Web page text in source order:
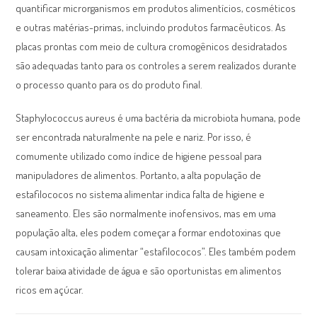
quantificar microrganismos em produtos alimentícios, cosméticos
e outras matérias-primas, incluindo produtos farmacêuticos. As
placas prontas com meio de cultura cromogênicos desidratados
são adequadas tanto para os controles a serem realizados durante
o processo quanto para os do produto final.
Staphylococcus aureus é uma bactéria da microbiota humana, pode
ser encontrada naturalmente na pele e nariz. Por isso, é
comumente utilizado como índice de higiene pessoal para
manipuladores de alimentos. Portanto, a alta população de
estafilococos no sistema alimentar indica falta de higiene e
saneamento. Eles são normalmente inofensivos, mas em uma
população alta, eles podem começar a formar endotoxinas que
causam intoxicação alimentar “estafilococos”. Eles também podem
tolerar baixa atividade de água e são oportunistas em alimentos
ricos em açúcar.